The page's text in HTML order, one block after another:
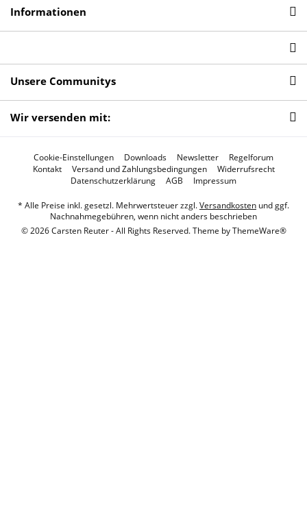
Informationen
Unsere Communitys
Wir versenden mit:
Cookie-Einstellungen Downloads Newsletter
Regelforum
Kontakt
Versand und Zahlungsbedingungen
Widerrufsrecht
Datenschutzerklärung
AGB Impressum
* Alle Preise inkl. gesetzl. Mehrwertsteuer zzgl.Versandkosten und ggf.
Nachnahmegebühren, wenn nicht anders beschrieben
© 2026 Carsten Reuter - All Rights Reserved. Theme byThemeWare®